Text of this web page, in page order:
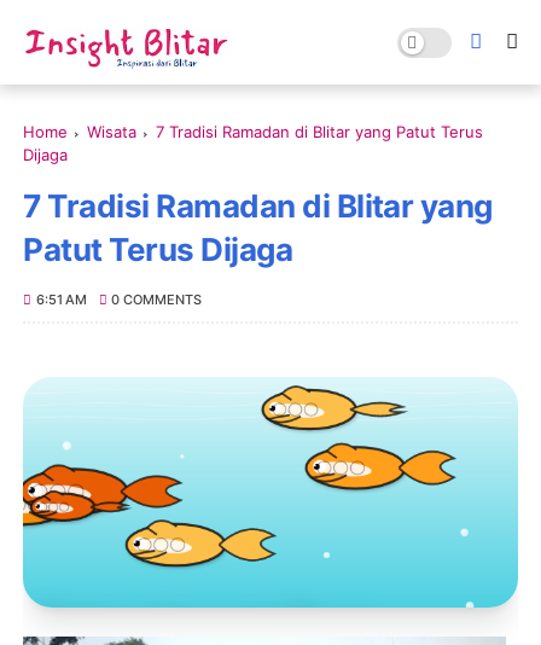
Home Wisata
7 Tradisi Ramadan di Blitar yang Patut Terus
Dijaga
7 Tradisi Ramadan di Blitar yang
Patut Terus Dijaga
6:51 AM 0 COMMENTS
Toko Jurnal Rasa